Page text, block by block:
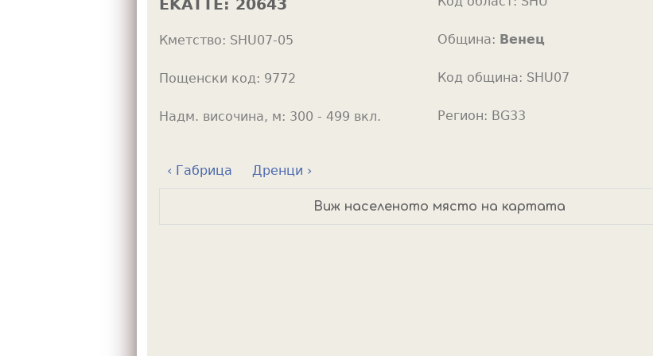
EKATTE: 20643
Кметство: SHU07-05
Пощенски код: 9772
Надм. височина, м: 300 - 499 вкл.
Община: Венец
Код община: SHU07
Регион: BG33
‹ Габрица Дренци ›
Виж населеното място на картата